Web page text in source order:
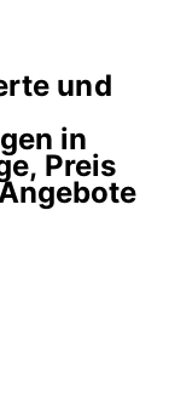
und
in
Preis